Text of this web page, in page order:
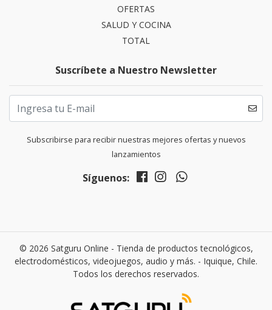
OFERTAS
SALUD Y COCINA
TOTAL
Suscríbete a Nuestro Newsletter
Subscribirse para recibir nuestras mejores ofertas y nuevos
lanzamientos
Síguenos:
© 2026 Satguru Online - Tienda de productos tecnológicos,
electrodomésticos, videojuegos, audio y más. - Iquique, Chile.
Todos los derechos reservados.